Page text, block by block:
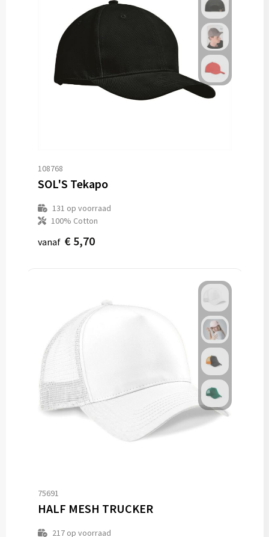
108768
SOL'S Tekapo
131 op voorraad
100% Cotton
vanaf € 5,70
75691
HALF MESH TRUCKER
217op voorraad